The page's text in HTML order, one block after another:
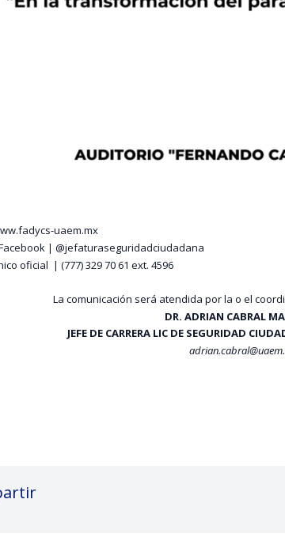
uaem.mx
| @jefaturaseguridadciudadana
oficial | (777) 329 70 61 ext. 4596
La comunicación será atendida por la o el
DR. ADRIAN CABRAL
JEFE DE CARRERA LIC DE SEGURIDAD